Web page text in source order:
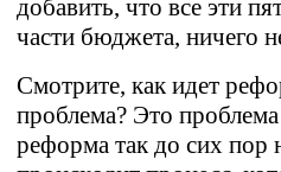
добавить, что все эти
части бюджета, ничего
Смотрите, как идет
проблема? Это
реформа так до сих пор